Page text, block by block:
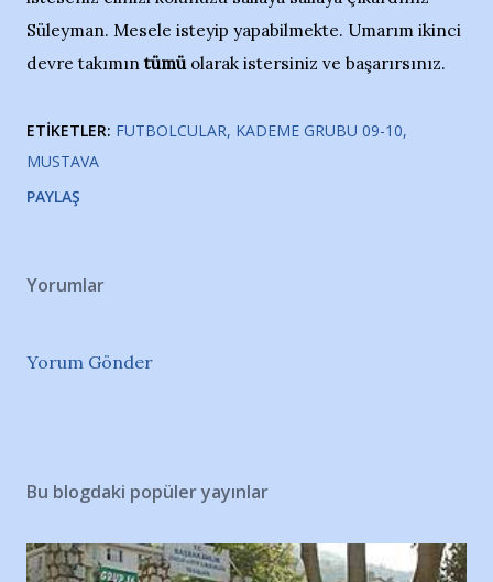
Süleyman. Mesele isteyip yapabilmekte. Umarım ikinci
devre takımıntümüolarak istersiniz ve başarırsınız.
ETIKETLER: FUTBOLCULAR KADEME GRUBU 09-10
MUSTAVA
PAYLAŞ
Yorumlar
Yorum Gönder
Bu blogdaki popüler yayınlar